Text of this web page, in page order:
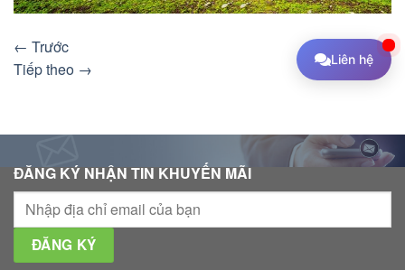
← Trước
Tiếp theo →
ĐĂNG KÝ NHẬN TIN KHUYẾN MÃI
Liên hệ